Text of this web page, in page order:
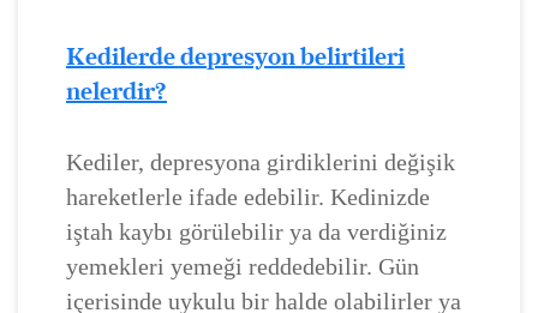
Kedilerde depresyon belirtileri
nelerdir?
Kediler, depresyona girdiklerini değişik
hareketlerle ifade edebilir. Kedinizde
iştah kaybı görülebilir ya da verdiğiniz
yemekleri yemeği reddedebilir. Gün
içerisinde uykulu bir halde olabilirler ya